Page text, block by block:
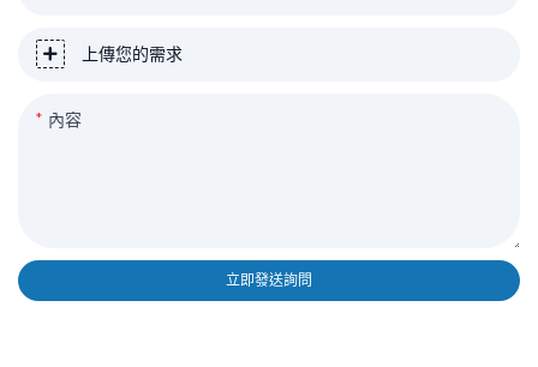
上傳您的需求
內容
立即發送詢問